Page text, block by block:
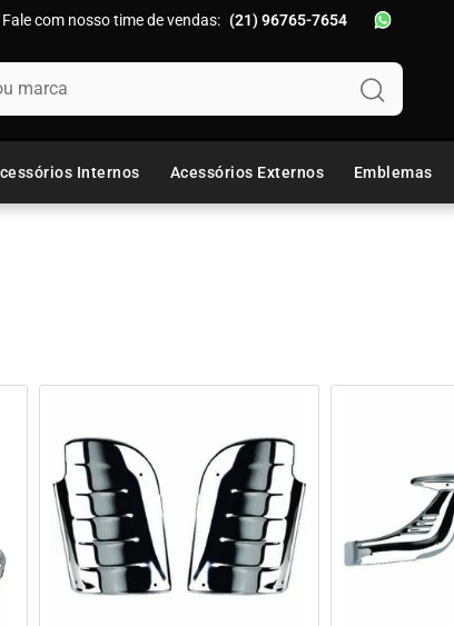
Fale com nosso time de vendas: (21) 96765-7654
Internos Acessórios Externos Emblemas